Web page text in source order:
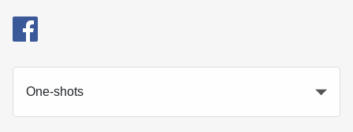
One-shots